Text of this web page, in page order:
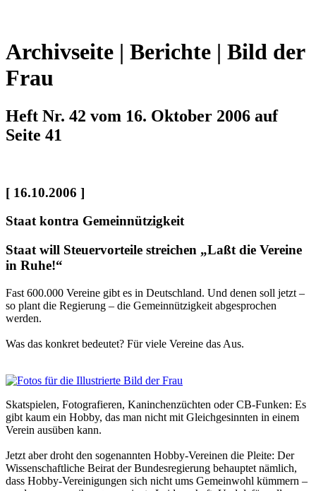
Archivseite | Berichte | Bild der
Frau
Heft Nr. 42 vom 16. Oktober 2006 auf
Seite 41
[ 16.10.2006 ]
Staat kontra Gemeinnützigkeit
Staat will Steuervorteile streichen „Laßt die Vereine
in Ruhe!“
Fast 600.000 Vereine gibt es in Deutschland. Und denen soll jetzt –
so plant die Regierung – die Gemeinnützigkeit abgesprochen
werden.
Was das konkret bedeutet? Für viele Vereine das Aus.
Skatspielen, Fotografieren, Kaninchenzüchten oder CB-Funken: Es
gibt kaum ein Hobby, das man nicht mit Gleichgesinnten in einem
Verein ausüben kann.
Jetzt aber droht den sogenannten Hobby-Vereinen die Pleite: Der
Wissenschaftliche Beirat der Bundesregierung behauptet nämlich,
dass Hobby-Vereinigungen sich nicht ums Gemeinwohl kümmern –